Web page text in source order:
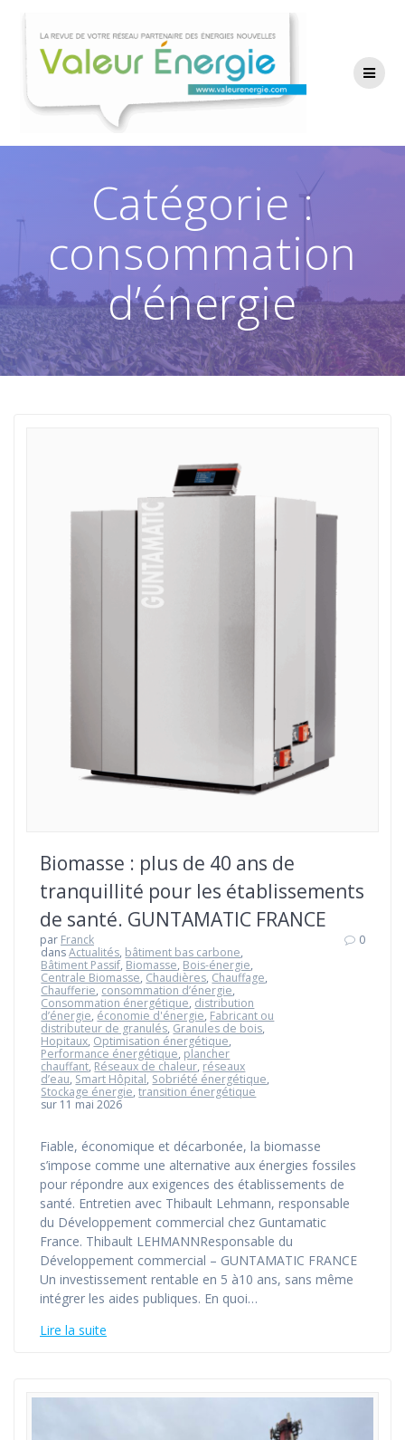
contenu
Catégorie :
consommation
d’énergie
Biomasse : plus de 40 ans de
tranquillité pour les établissements
de santé. GUNTAMATIC FRANCE
par Franck
dansActualités, bâtiment bas carbone,
Bâtiment Passif, Biomasse, Bois-énergie,
Centrale Biomasse, Chaudières, Chauffage,
Chaufferie, consommation d’énergie,
Consommation énergétique, distribution
d’énergie, économie d'énergie, Fabricant ou
distributeur de granulés, Granules de bois,
Hopitaux, Optimisation énergétique,
Performance énergétique, plancher
chauffant, Réseaux de chaleur, réseaux
d’eau, Smart Hôpital, Sobriété énergétique,
Stockage énergie,transition énergétique
sur 11 mai 2026
0
Fiable, économique et décarbonée, la biomasse
s’impose comme une alternative aux énergies fossiles
pour répondre aux exigences des établissements de
santé. Entretien avec Thibault Lehmann, responsable
du Développement commercial chez Guntamatic
France. Thibault LEHMANNResponsable du
Développement commercial – GUNTAMATIC FRANCE
Un investissement rentable en 5 à10 ans, sans même
intégrer les aides publiques. En quoi…
Lire la suite